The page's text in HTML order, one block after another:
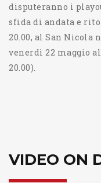
disputeranno i
sfida di andata e
20.00, al San Nicola
venerdì 22 maggio
20.00).
VIDEO ON